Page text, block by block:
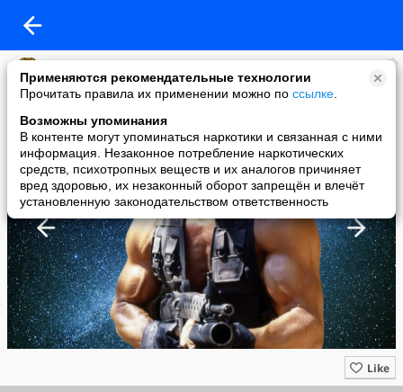
Применяются рекомендательные технологии
Прочитать правила их применении можно по ссылке
Возможны упоминания
В контенте могут упоминаться наркотики и связанная с ними
информация. Незаконное потребление наркотических
средств, психотропных веществ и их аналогов причиняет
вред здоровью, их незаконный оборот запрещён и влечёт
установленную законодательством ответственность
История Саратова
added a photo
13 May в 21:12
Like